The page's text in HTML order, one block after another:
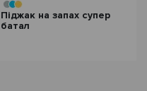
Піджак на запах супер
батал